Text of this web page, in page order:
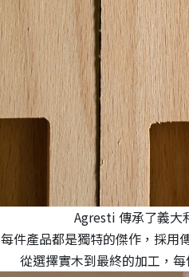
Agresti 傳承了義大
每件產品都是獨特的傑作，採用
從選擇實木到最終的加工，